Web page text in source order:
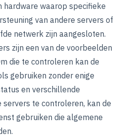
hardware waarop specifieke
van andere servers of
netwerk zijn aangesloten.
zijn een van de voorbeelden
die te controleren kan de
gebruiken zonder enige
en verschillende
te controleren, kan de
gebruiken die algemene